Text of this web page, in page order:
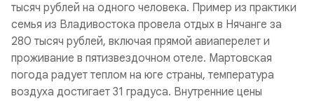
тысяч рублей на одного человека. Пример из практики
семья из Владивостока провела отдых в Нячанге за
280 тысяч рублей, включая прямой авиаперелет и
проживание в пятизвездочном отеле. Мартовская
погода радует теплом на юге страны, температура
воздуха достигает 31 градуса. Внутренние цены